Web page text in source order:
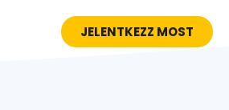
JELENTKEZZ MOST